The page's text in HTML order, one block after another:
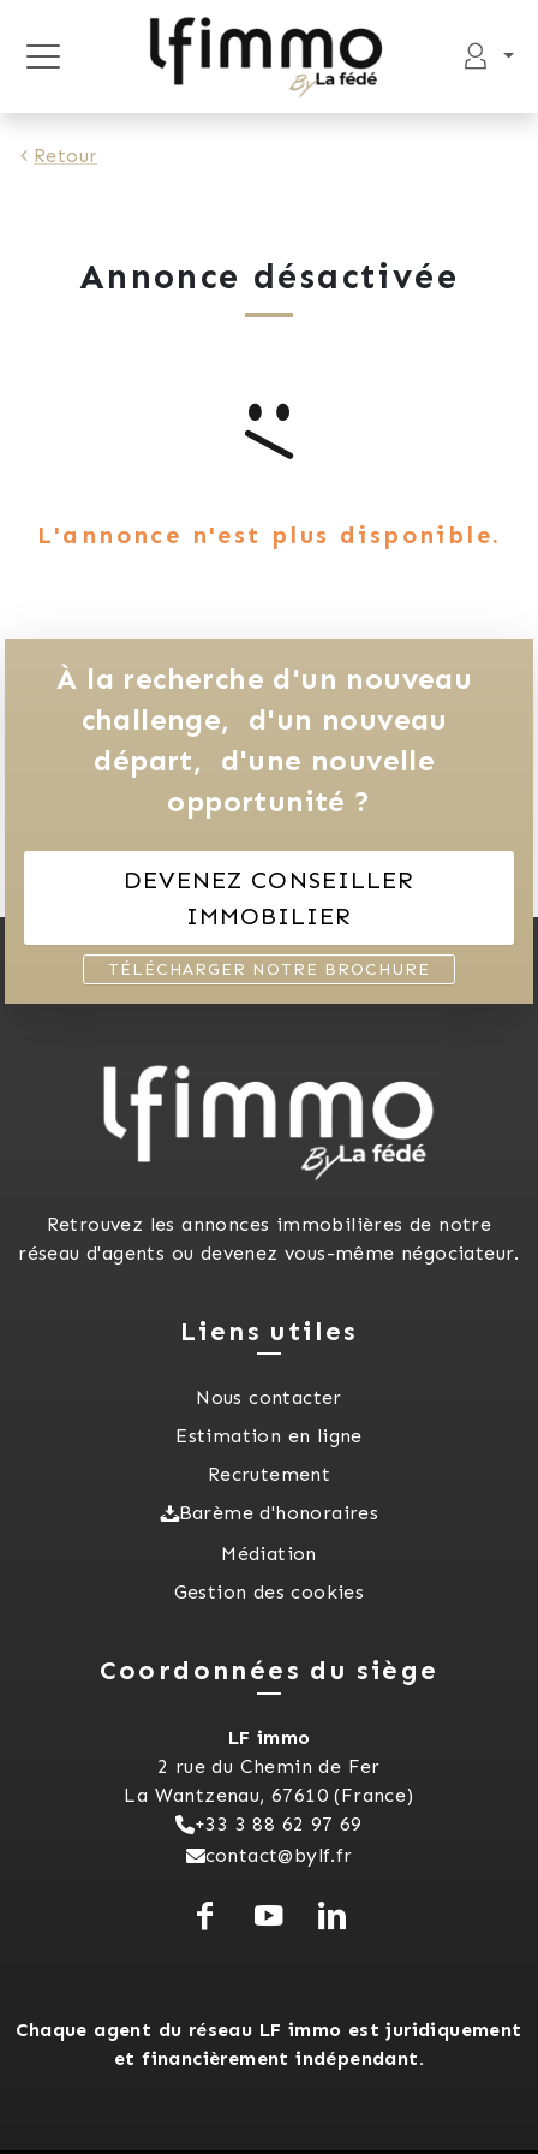
Retour
Annonce désactivée
L'annonce n'est plus disponible.
À la recherche d'un nouveau
challenge,
d'un nouveau
départ,
d'une nouvelle
opportunité ?
DEVENEZ CONSEILLER
IMMOBILIER
TÉLÉCHARGER NOTRE BROCHURE
Retrouvez les annonces immobilières de notre
réseau d'agents ou devenez vous-même négociateur.
Liens utiles
Nous contacter
Estimation en ligne
Recrutement
Barème d'honoraires
Médiation
Gestion des cookies
Coordonnées du siège
LF immo
2 rue du Chemin de Fer
La Wantzenau, 67610 (France)
+33 3 88 62 97 69
contact@bylf.fr
Chaque agent du réseau LF immo est juridiquement
et financièrement indépendant.